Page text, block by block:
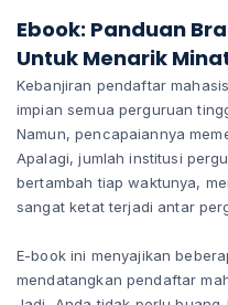
Ebook: Panduan
Untuk Menarik
Kebanjiran pendaftar
impian semua perguruan
Namun, pencapaiannya
Apalagi, jumlah institusi
bertambah tiap waktunya,
sangat ketat terjadi antar
E-book ini menyajikan
mendatangkan pendaftar